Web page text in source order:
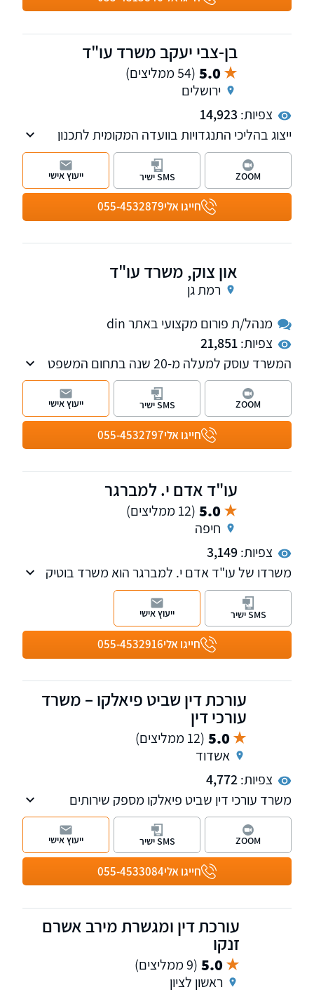
בן-צבי יעקב משרד עו"ד
5.0 (54 ממליצים)
ירושלים
צפיות: 14,923
ייצוג בהליכי התנגדויות בוועדה המקומית לתכנון
ובניה ובהליכי ערר בוועדת הערר המחוזית לתכנון
ובניה, לרבות הליכי התנגדות לתוכניות מתאר. ייצוג
בנושא בתים משותפים בפני בית המשפט ובפני
המפקחת על המקרקעין. כמו כן, ליווי עסקאות מכר
ורכש במקרקעין נדל"ן.
חייגו אלי055-4532879
ZOOM SMS ישיר ייעוץ אישי
און צוק, משרד עו"ד
רמת גן
מנהל/ת פורום מקצועי באתר din
צפיות:21,851
המשרד עוסק למעלה מ-20 שנה בתחום המשפט
האזרחי, לרבות דיני עבודה, ליטיגציה, חברות,
הוצאה לפועל, דיני תכנון ובניה, דיני משפחה
ומקרקעין. עו"ד און צוק הינו מגשר מוסמך ונותן
שירותים גם בתחום הגישור והבוררות.
חייגו אלי055-4532797
ZOOM SMS ישיר ייעוץ אישי
עו"ד אדם י. למברגר
5.0 (12 ממליצים)
חיפה
צפיות:3,149
משרדו של עו"ד אדם י. למברגר הוא משרד בוטיק
העוסק בתחומי המקרקעין, מסחרי ואזרחי. המשרד
חרט על דגלו את ערכי המקצועניות, המצוינות
והשירות האיכותי.
חייגו אלי055-4532916
SMS ישיר ייעוץ אישי
עורכת דין שביט פיאלקו – משרד
עורכי דין
5.0 (12 ממליצים)
אשדוד
צפיות:4,772
משרד עורכי דין שביט פיאלקו מספק שירותים
מקיפים בתחומי המקרקעין ונדל"ן, דיני ירושה, ייפוי
כוח מתמשך, הסכמים בתחום המשפחה ולטיגציה
אזרחית - ניהול סכסוכים משפטיים. מעניק שירות
מקצועי ללא פשרות החותר לשביעות רצון
מקסימאלית.
חייגו אלי055-4533084
ZOOM SMS ישיר ייעוץ אישי
עורכת דין ומגשרת מירב אשרם
זנקו
5.0 (9 ממליצים)
ראשון לציון